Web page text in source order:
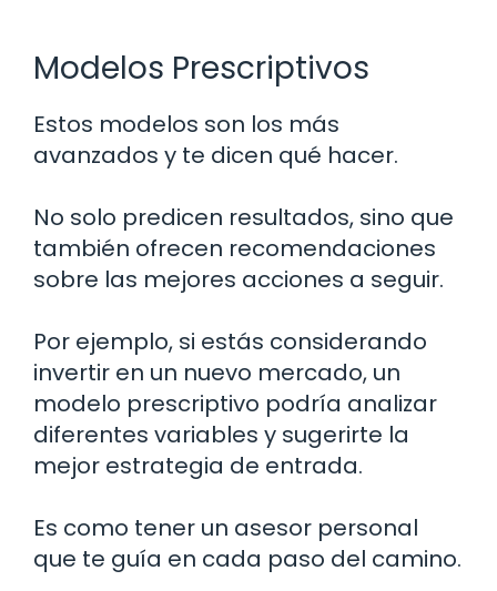
Modelos Prescriptivos
Estos modelos son los más
avanzados y te dicen qué hacer.
No solo predicen resultados, sino que
también ofrecen recomendaciones
sobre las mejores acciones a seguir.
Por ejemplo, si estás considerando
invertir en un nuevo mercado, un
modelo prescriptivo podría analizar
diferentes variables y sugerirte la
mejor estrategia de entrada.
Es como tener un asesor personal
que te guía en cada paso del camino.